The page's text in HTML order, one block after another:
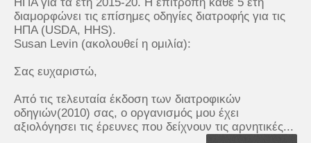
διαμορφώνει τις επίσημες οδηγίες διατροφής για τις
ΗΠΑ (USDA, HHS).
Susan Levin (ακολουθεί η ομιλία):
Σας ευχαριστώ,
Από τις τελευταία έκδοση των διατροφικών
οδηγιών(2010) σας, ο οργανισμός μου έχει
αξιολόγησει τις έρευνες που δείχνουν τις αρνητικές...